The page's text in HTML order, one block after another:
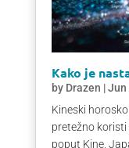
Kako je
by Drazen |Jun
Kineski
pretežno
poput Kine,